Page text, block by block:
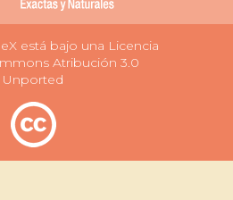
está bajo una Licencia
Atribución 3.0
Unported